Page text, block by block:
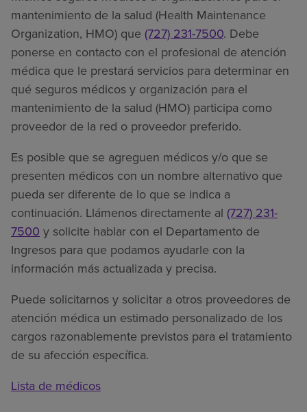
mantenimiento de la salud (Health Maintenance
Organization, HMO) que (727) 231-7500. Debe
ponerse en contacto con el profesional de atención
médica que le prestará servicios para determinar en
qué seguros médicos y organización para el
mantenimiento de la salud (HMO) participa como
proveedor de la red o proveedor preferido.
Es posible que se agreguen médicos y/o que se
presenten médicos con un nombre alternativo que
pueda ser diferente de lo que se indica a
continuación. Llámenos directamente al (727) 231-
7500 y solicite hablar con el Departamento de
Ingresos para que podamos ayudarle con la
información más actualizada y precisa.
Puede solicitarnos y solicitar a otros proveedores de
atención médica un estimado personalizado de los
cargos razonablemente previstos para el tratamiento
de su afección específica.
Lista de médicos